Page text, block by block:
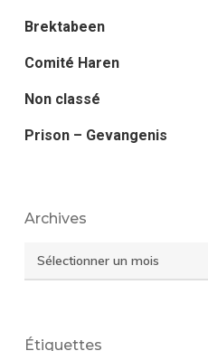
Brektabeen
Comité Haren
Non classé
Prison – Gevangenis
Archives
Archives
Étiquettes